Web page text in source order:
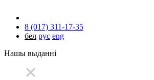
8 (017) 311-17-35
бел рус eng
Нашы выданні